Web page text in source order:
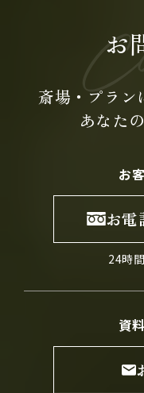
お
斎場・プラン
あなた
お
お電
24時
資